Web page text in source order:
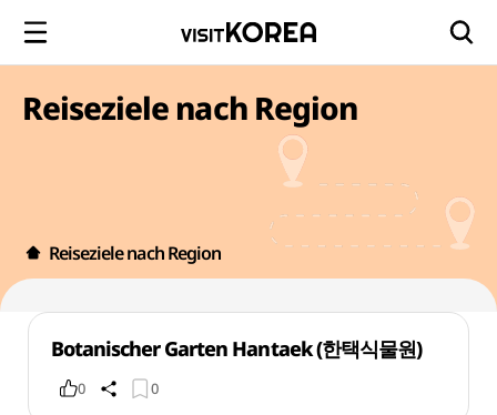
Reiseziele nach Region
Reiseziele nach Region
Botanischer Garten Hantaek (한택식물원)
0 0